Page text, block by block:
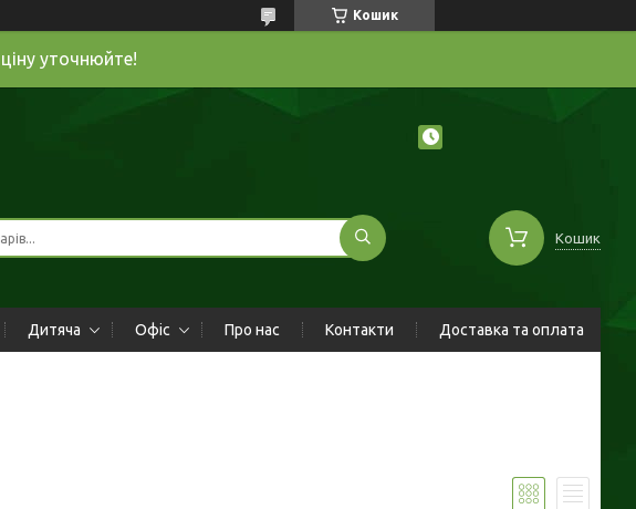
Кошик
уточнюйте!
Кошик
Дитяча Офіс Про нас Контакти Доставка та оплата